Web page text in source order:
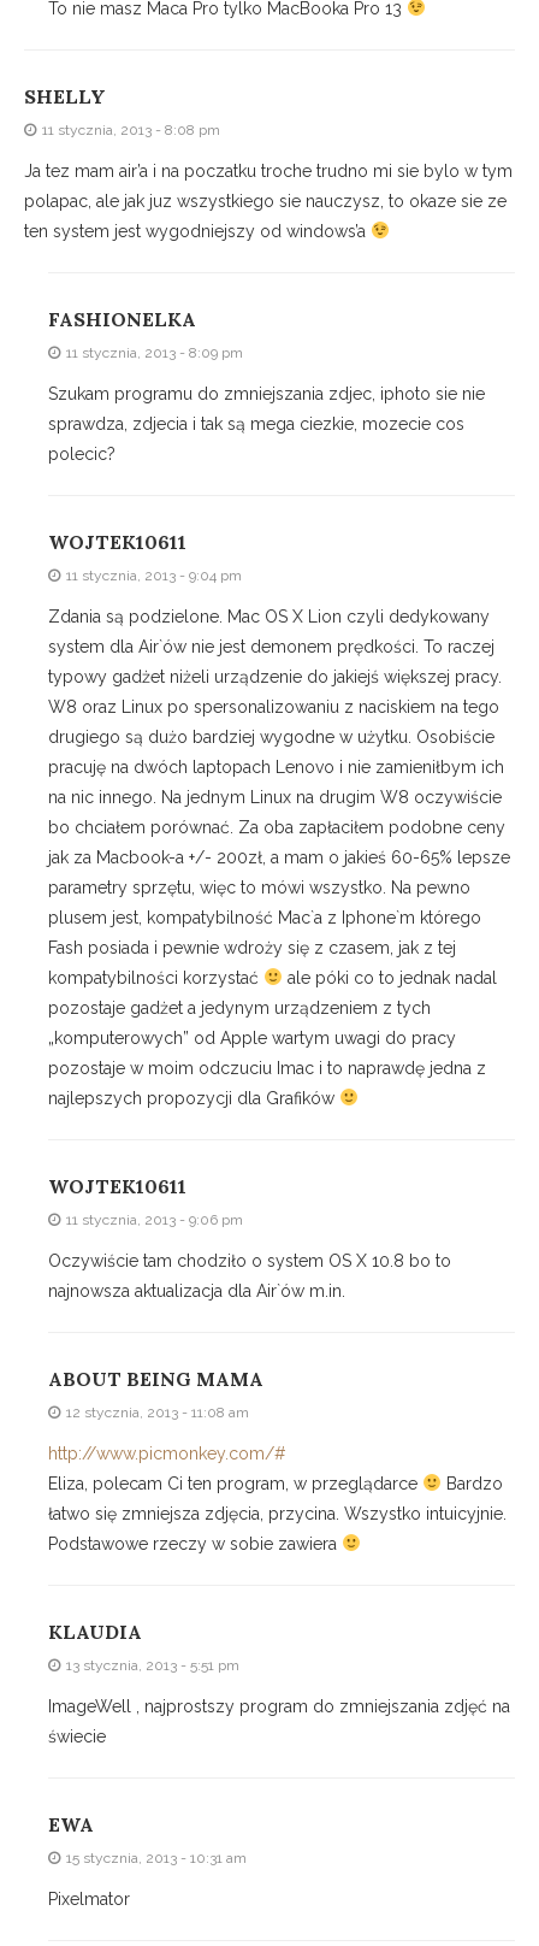
To nie masz Maca Pro tylko MacBooka Pro 13
SHELLY
11 stycznia, 2013 - 8:08 pm
Ja tez mam air’a i na poczatku troche trudno mi sie bylo w tym
polapac, ale jak juz wszystkiego sie nauczysz, to okaze sie ze
ten system jest wygodniejszy od windows’a
FASHIONELKA
11 stycznia, 2013 - 8:09 pm
Szukam programu do zmniejszania zdjec, iphoto sie nie
sprawdza, zdjecia i tak są mega ciezkie, mozecie cos
polecic?
WOJTEK10611
11 stycznia, 2013 - 9:04 pm
Zdania są podzielone. Mac OS X Lion czyli dedykowany
system dla Air`ów nie jest demonem prędkości. To raczej
typowy gadżet niżeli urządzenie do jakiejś większej pracy.
W8 oraz Linux po spersonalizowaniu z naciskiem na tego
drugiego są dużo bardziej wygodne w użytku. Osobiście
pracuję na dwóch laptopach Lenovo i nie zamieniłbym ich
na nic innego. Na jednym Linux na drugim W8 oczywiście
bo chciałem porównać. Za oba zapłaciłem podobne ceny
jak za Macbook-a +/- 200zł, a mam o jakieś 60-65% lepsze
parametry sprzętu, więc to mówi wszystko. Na pewno
plusem jest, kompatybilność Mac`a z Iphone`m którego
Fash posiada i pewnie wdroży się z czasem, jak z tej
kompatybilności korzystać
ale póki co to jednak nadal
pozostaje gadżet a jedynym urządzeniem z tych
„komputerowych” od Apple wartym uwagi do pracy
pozostaje w moim odczuciu Imac i to naprawdę jedna z
najlepszych propozycji dla Grafików
WOJTEK10611
11 stycznia, 2013 - 9:06 pm
Oczywiście tam chodziło o system OS X 10.8 bo to
najnowsza aktualizacja dla Air`ów m.in.
ABOUT BEING MAMA
12 stycznia, 2013 - 11:08 am
http://www.picmonkey.com/#
Eliza, polecam Ci ten program, w przeglądarce
Bardzo
łatwo się zmniejsza zdjęcia, przycina. Wszystko intuicyjnie.
Podstawowe rzeczy w sobie zawiera
KLAUDIA
13 stycznia, 2013 - 5:51 pm
ImageWell , najprostszy program do zmniejszania zdjęć na
świecie
EWA
15 stycznia, 2013 - 10:31 am
Pixelmator